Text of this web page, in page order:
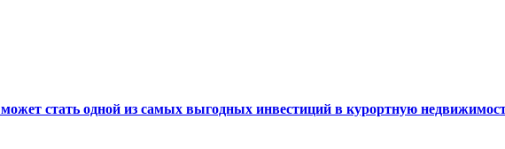
стать одной из самых выгодных инвестиций в курортную